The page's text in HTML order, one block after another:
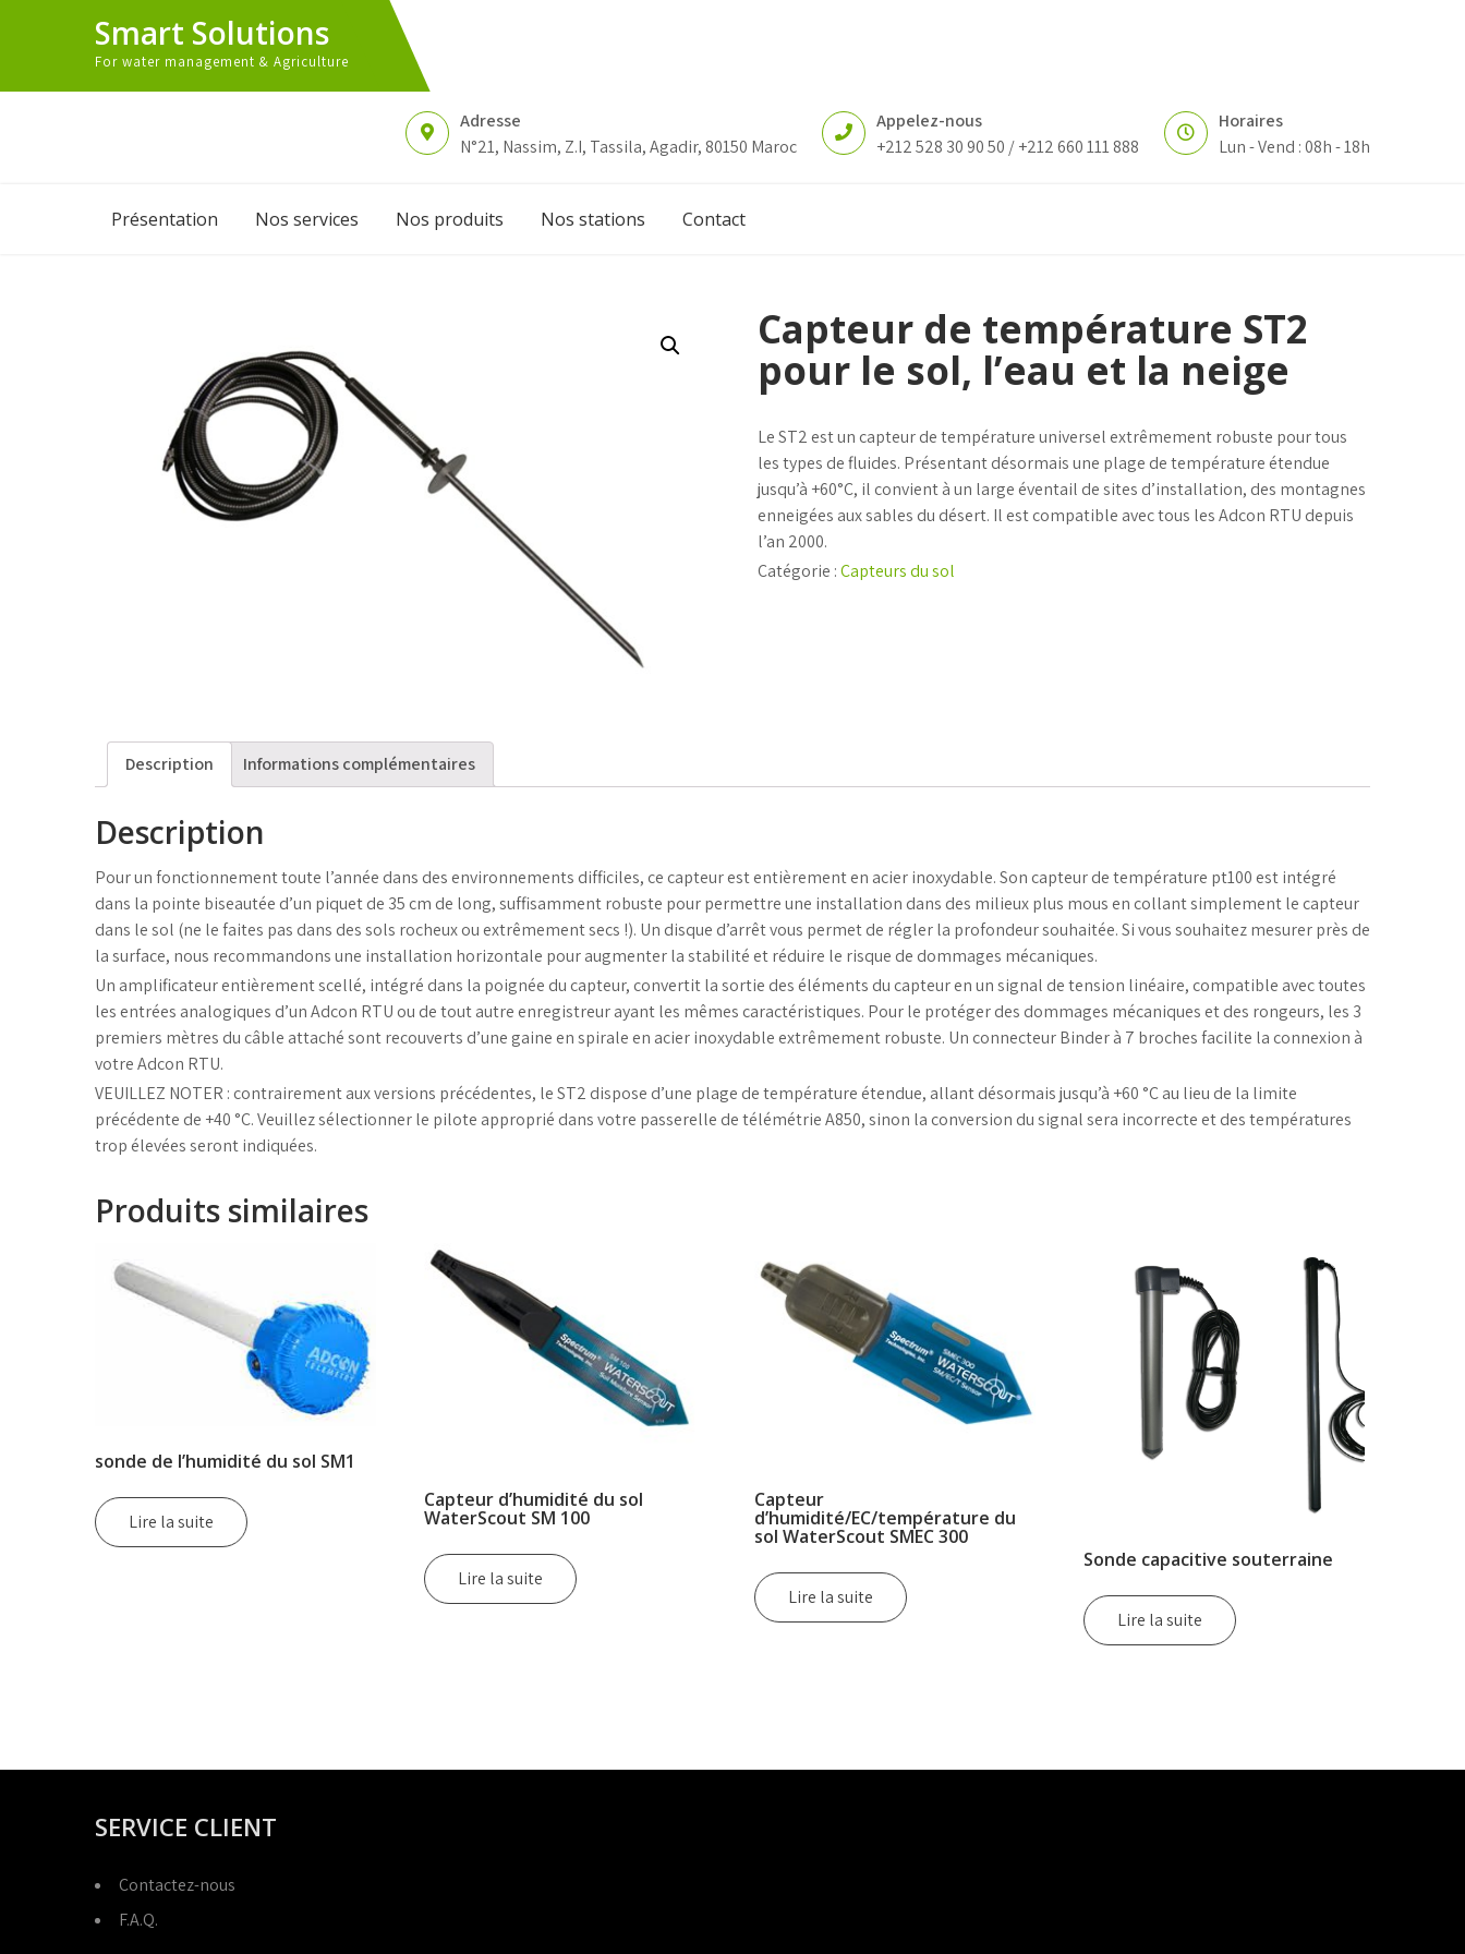
Smart Solutions
For water management & Agriculture
Adresse
N°21, Nassim, Z.I, Tassila, Agadir, 80150 Maroc
Appelez-nous
+212 528 30 90 50 / +212 660 111 888
Horaires
Lun - Vend : 08h - 18h
Présentation Nos services Nos produits Nos stations Contact
Capteur de température ST2
pour le sol, l’eau et la neige
Le ST2 est un capteur de température universel extrêmement robuste pour tous
les types de fluides. Présentant désormais une plage de température étendue
jusqu’à +60°C, il convient à un large éventail de sites d’installation, des montagnes
enneigées aux sables du désert. Il est compatible avec tous les Adcon RTU depuis
l’an 2000.
Catégorie :Capteurs du sol
Description Informations complémentaires
Description
Pour un fonctionnement toute l’année dans des environnements difficiles, ce capteur est entièrement en acier inoxydable. Son capteur de température pt100 est intégré
dans la pointe biseautée d’un piquet de 35 cm de long, suffisamment robuste pour permettre une installation dans des milieux plus mous en collant simplement le capteur
dans le sol (ne le faites pas dans des sols rocheux ou extrêmement secs !). Un disque d’arrêt vous permet de régler la profondeur souhaitée. Si vous souhaitez mesurer près de
la surface, nous recommandons une installation horizontale pour augmenter la stabilité et réduire le risque de dommages mécaniques.
Un amplificateur entièrement scellé, intégré dans la poignée du capteur, convertit la sortie des éléments du capteur en un signal de tension linéaire, compatible avec toutes
les entrées analogiques d’un Adcon RTU ou de tout autre enregistreur ayant les mêmes caractéristiques. Pour le protéger des dommages mécaniques et des rongeurs, les 3
premiers mètres du câble attaché sont recouverts d’une gaine en spirale en acier inoxydable extrêmement robuste. Un connecteur Binder à 7 broches facilite la connexion à
votre Adcon RTU.
VEUILLEZ NOTER : contrairement aux versions précédentes, le ST2 dispose d’une plage de température étendue, allant désormais jusqu’à +60 °C au lieu de la limite
précédente de +40 °C. Veuillez sélectionner le pilote approprié dans votre passerelle de télémétrie A850, sinon la conversion du signal sera incorrecte et des températures
trop élevées seront indiquées.
Produits similaires
sonde de l’humidité du sol SM1
Lire la suite
Capteur d’humidité du sol
WaterScout SM 100
Lire la suite
Capteur
d’humidité/EC/température du
sol WaterScout SMEC 300
Lire la suite
Sonde capacitive souterraine
Lire la suite
SERVICE CLIENT
Contactez-nous
F.A.Q.